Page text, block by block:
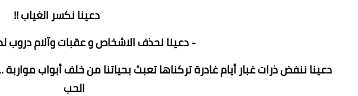
دعينا نكسر الغياب !!
- دعينا نحذف الاشخاص و عقبات وآلام دروب
دعينا ننفض ذرات غبار أيام غادرة تركناها تعبث بحياتنا من خلف أبواب
الحب